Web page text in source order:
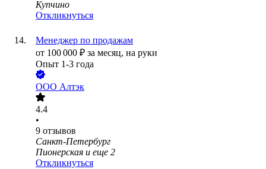
Купчино
Откликнуться
Менеджер по продажам
от 100 000 ₽ за месяц, на руки
Опыт 1-3 года
ООО Алтэк
4.4
•
9 отзывов
Санкт-Петербург
Пионерская и еще 2
Откликнуться